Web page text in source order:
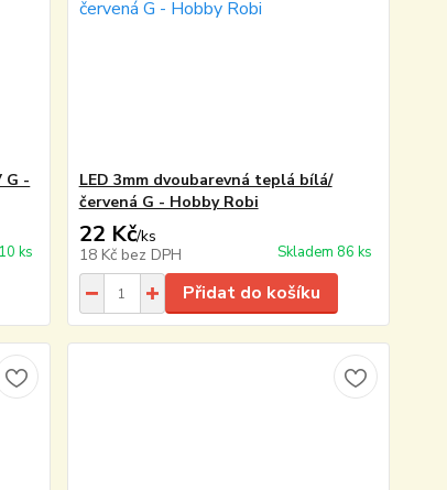
G -
ks
LED 3mm dvoubarevná teplá bílá/
červená G - Hobby Robi
22 Kč/ks
18 Kč bez DPH Skladem 86 ks
Přidat do košíku